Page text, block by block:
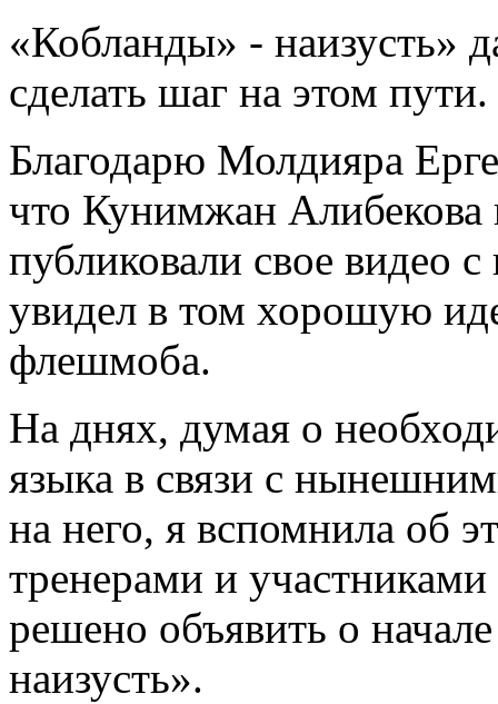
«Кобланды» - наизусть»
сделать шаг на этом пути.
Благодарю Молдияра
что Кунимжан
публиковали свое видео
увидел в том хорошую
флешмоба.
На днях, думая о
языка в связи с
на него, я вспомнила об
тренерами и
решено объявить о
наизусть».